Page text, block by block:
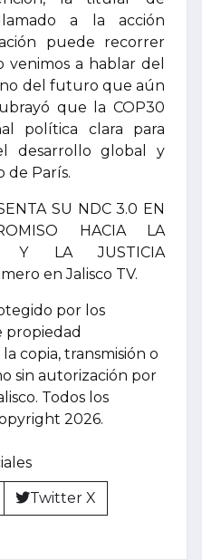
a la acción
puede recorrer
venimos a hablar del
del futuro que aún
que la COP30
política clara para
desarrollo global y
de París.
SU NDC 3.0 EN
HACIA LA
Y LA JUSTICIA
en Jalisco TV.
por los
propiedad
copia, transmisión o
sin autorización por
Todos los
2026.
Twitter X